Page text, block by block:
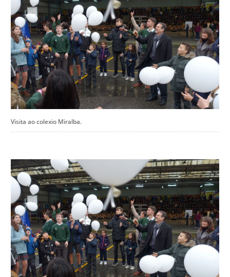
Visita ao colexio Miralba.